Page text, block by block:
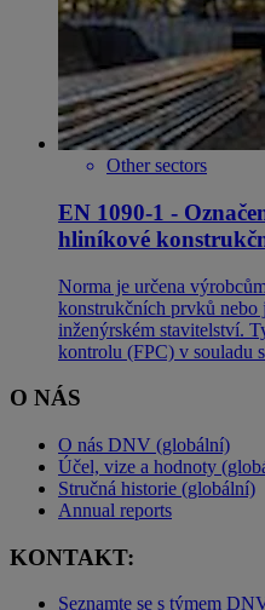
Other sectors
EN 1090-1 -
hliníkové
Norma je určena
konstrukčních prvků
inženýrském stavitelství.
kontrolu (FPC) v souladu
O NÁS
O nás DNV (globální)
Účel, vize a hodnoty
Stručná historie (globální)
Annual reports
KONTAKT:
Seznamte se s týmem